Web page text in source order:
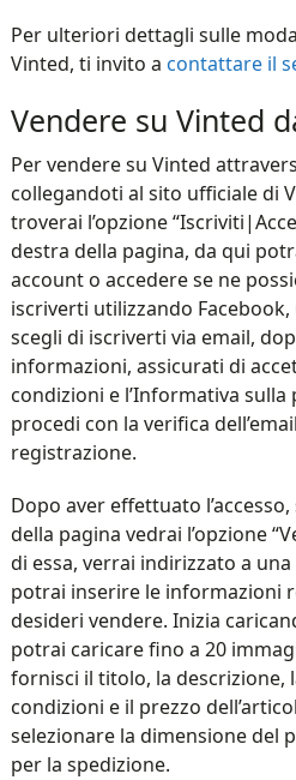
Per ulteriori dettagli sulle
Vinted, ti invito a contattare il
Vendere su Vinted
Per vendere su Vinted
collegandoti al sito ufficiale di
troverai l’opzione
destra della pagina, da qui
account o accedere se ne
iscriverti utilizzando Facebook,
scegli di iscriverti via email,
informazioni, assicurati di
condizioni e l’Informativa sulla
procedi con la verifica
registrazione.
Dopo aver effettuato
della pagina vedrai l’opzione
di essa, verrai indirizzato a
potrai inserire le informazioni
desideri vendere. Inizia
potrai caricare fino a 20
fornisci il titolo, la descrizione,
condizioni e il prezzo
selezionare la dimensione del
per la spedizione.